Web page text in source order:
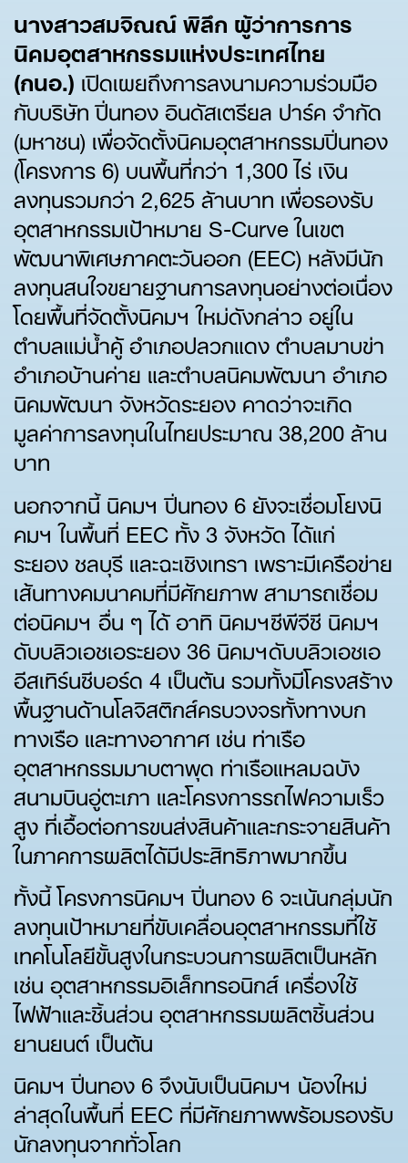
นางสาวสมจิณณ์ พิลึก ผู้ว่าการการ
นิคมอุตสาหกรรมแห่งประเทศไทย
(กนอ.) เปิดเผยถึงการลงนามความร่วมมือ
กับบริษัท ปิ่นทอง อินดัสเตรียล ปาร์ค จำกัด
(มหาชน) เพื่อจัดตั้งนิคมอุตสาหกรรมปิ่นทอง
(โครงการ 6) บนพื้นที่กว่า 1,300 ไร่ เงิน
ลงทุนรวมกว่า 2,625 ล้านบาท เพื่อรองรับ
อุตสาหกรรมเป้าหมาย S-Curve ในเขต
พัฒนาพิเศษภาคตะวันออก (EEC) หลังมีนัก
ลงทุนสนใจขยายฐานการลงทุนอย่างต่อเนื่อง
โดยพื้นที่จัดตั้งนิคมฯ ใหม่ดังกล่าว อยู่ใน
ตำบลแม่น้ำคู้ อำเภอปลวกแดง ตำบลมาบข่า
อำเภอบ้านค่าย และตำบลนิคมพัฒนา อำเภอ
นิคมพัฒนา จังหวัดระยอง คาดว่าจะเกิด
มูลค่าการลงทุนในไทยประมาณ 38,200 ล้าน
บาท
นอกจากนี้ นิคมฯ ปิ่นทอง 6 ยังจะเชื่อมโยงนิ
คมฯ ในพื้นที่ EEC ทั้ง 3 จังหวัด ได้แก่
ระยอง ชลบุรี และฉะเชิงเทรา เพราะมีเครือข่าย
เส้นทางคมนาคมที่มีศักยภาพ สามารถเชื่อม
ต่อนิคมฯ อื่น ๆ ได้ อาทิ นิคมฯซีพีจีซี นิคมฯ
ดับบลิวเอชเอระยอง 36 นิคมฯดับบลิวเอชเอ
อีสเทิร์นซีบอร์ด 4 เป็นต้น รวมทั้งมีโครงสร้าง
พื้นฐานด้านโลจิสติกส์ครบวงจรทั้งทางบก
ทางเรือ และทางอากาศ เช่น ท่าเรือ
อุตสาหกรรมมาบตาพุด ท่าเรือแหลมฉบัง
สนามบินอู่ตะเภา และโครงการรถไฟความเร็ว
สูง ที่เอื้อต่อการขนส่งสินค้าและกระจายสินค้า
ในภาคการผลิตได้มีประสิทธิภาพมากขึ้น
ทั้งนี้ โครงการนิคมฯ ปิ่นทอง 6 จะเน้นกลุ่มนัก
ลงทุนเป้าหมายที่ขับเคลื่อนอุตสาหกรรมที่ใช้
เทคโนโลยีขั้นสูงในกระบวนการผลิตเป็นหลัก
เช่น อุตสาหกรรมอิเล็กทรอนิกส์ เครื่องใช้
ไฟฟ้าและชิ้นส่วน อุตสาหกรรมผลิตชิ้นส่วน
ยานยนต์ เป็นต้น
นิคมฯ ปิ่นทอง 6 จึงนับเป็นนิคมฯ น้องใหม่
ล่าสุดในพื้นที่ EEC ที่มีศักยภาพพร้อมรองรับ
นักลงทุนจากทั่วโลก